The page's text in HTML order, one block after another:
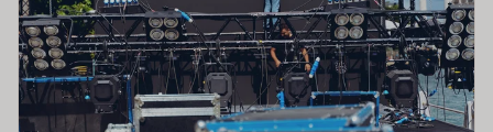
zaudējumiem